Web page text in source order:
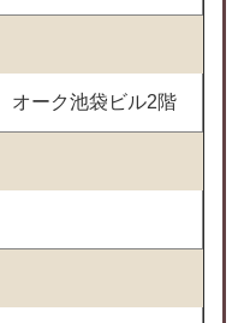
ーク池袋ビル2階